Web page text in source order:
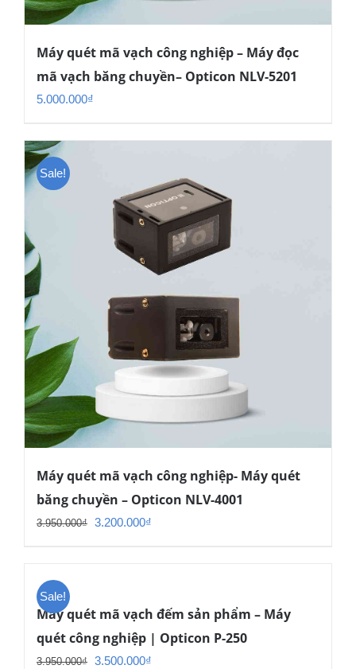
Máy quét mã vạch công nghiệp – Máy đọc
mã vạch băng chuyền– Opticon NLV-5201
5.000.000₫
Sale!
Máy quét mã vạch công nghiệp- Máy quét
băng chuyền – Opticon NLV-4001
3.950.000₫
Giá
3.200.000₫Giá
3.200.000₫.
Sale!
Máy quét mã vạch đếm sản phẩm – Máy
quét công nghiệp | Opticon P-250
3.950.000₫
Giá
3.500.000₫Giá